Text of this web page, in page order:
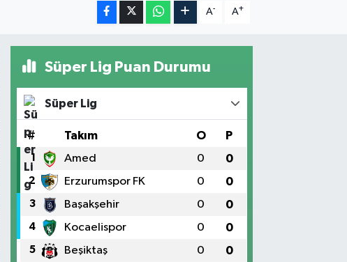
A- A+
Süper Lig Puan Durumu
Süper Lig
# Takım O P
1 Amed 0 0
2 Erzurumspor FK 0 0
3 Başakşehir 0 0
4 Kocaelispor 0 0
5 Beşiktaş 0 0